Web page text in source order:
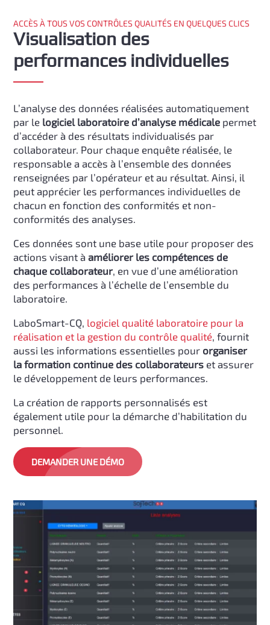
ACCÈS À TOUS VOS CONTRÔLES QUALITÉS EN QUELQUES CLICS
Visualisation des
performances individuelles
L’analyse des données réalisées automatiquement
par le logiciel laboratoire d’analyse médicale permet
d’accéder à des résultats individualisés par
collaborateur. Pour chaque enquête réalisée, le
responsable a accès à l’ensemble des données
renseignées par l’opérateur et au résultat. Ainsi, il
peut apprécier les performances individuelles de
chacun en fonction des conformités et non-
conformités des analyses.
Ces données sont une base utile pour proposer des
actions visant àaméliorer les compétences de
chaque collaborateur, en vue d’une amélioration
des performances à l’échelle de l’ensemble du
laboratoire.
LaboSmart-CQ, logiciel qualité laboratoire pour la
réalisation et la gestion du contrôle qualité, fournit
aussi les informations essentielles pour organiser
la formation continue des collaborateurs et assurer
le développement de leurs performances.
La création de rapports personnalisés est
également utile pour la démarche d’habilitation du
personnel.
DEMANDER UNE DÉMO